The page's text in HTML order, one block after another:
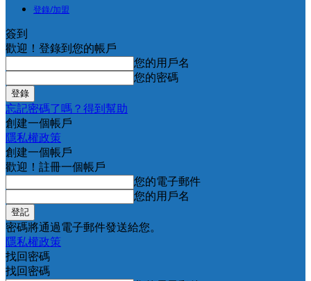
登錄/加盟
簽到
歡迎！登錄到您的帳戶
您的用戶名
您的密碼
忘記密碼了嗎？得到幫助
創建一個帳戶
隱私權政策
創建一個帳戶
歡迎！註冊一個帳戶
您的電子郵件
您的用戶名
密碼將通過電子郵件發送給您。
隱私權政策
找回密碼
找回密碼